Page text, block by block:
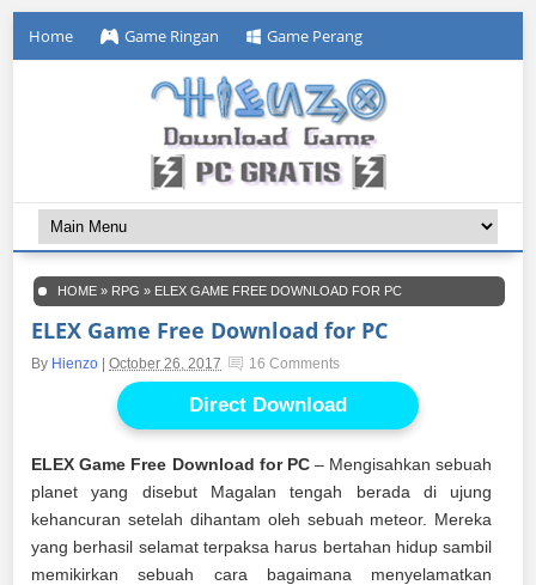
Home Game Ringan Game Perang
HOME » RPG » ELEX GAME FREE DOWNLOAD FOR PC
ELEX Game Free Download for PC
By Hienzo |October 26, 2017 16 Comments
Direct Download
ELEX Game Free Download for PC– Mengisahkan sebuah
planet yang disebut Magalan tengah berada di ujung
kehancuran setelah dihantam oleh sebuah meteor. Mereka
yang berhasil selamat terpaksa harus bertahan hidup sambil
memikirkan sebuah cara bagaimana menyelamatkan